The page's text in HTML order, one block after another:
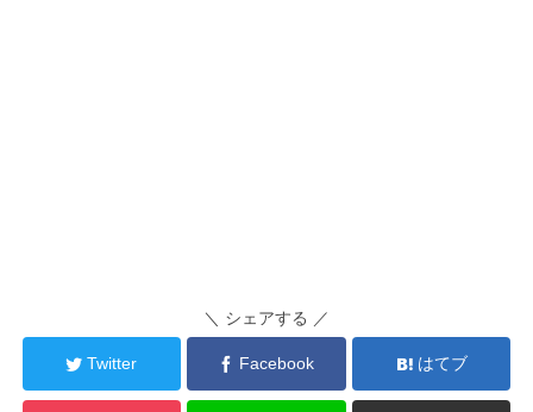
＼ シェアする ／
Twitter Facebook はてブ